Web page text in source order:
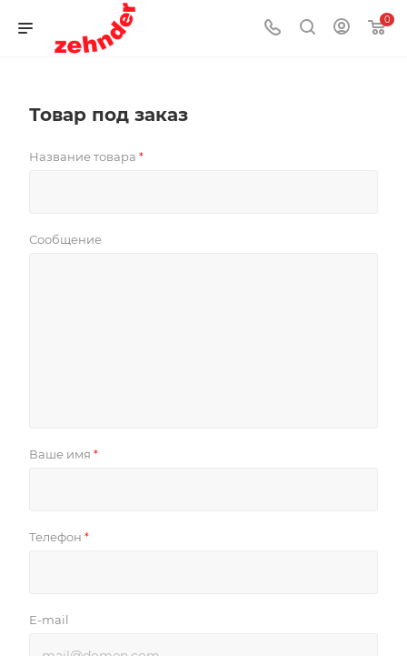
0
Товар под заказ
Название товара *
Сообщение
Ваше имя *
Телефон *
E-mail